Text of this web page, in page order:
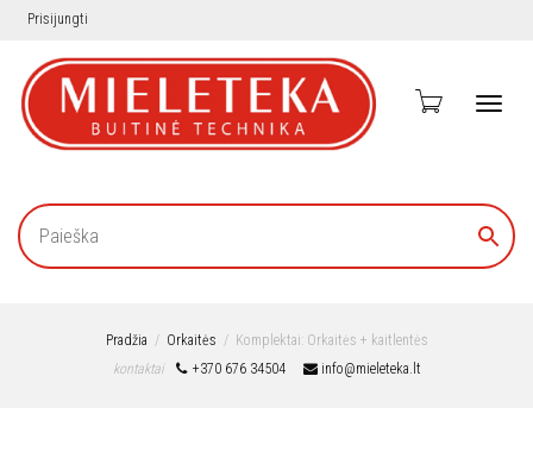
Prisijungti
Pradžia Orkaitės
Komplektai: Orkaitės + kaitlentės
kontaktai
+370 676 34504 info@mieleteka.lt